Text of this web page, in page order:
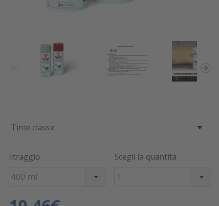
Tinte classic
litraggio
400 ml
Scegli la quantità
1